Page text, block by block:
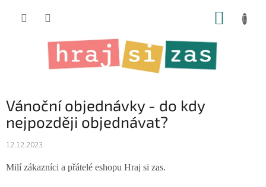
Vánoční objednávky - do kdy
nejpozději objednávat?
12.12.2023
Milí zákazníci a přátelé eshopu Hraj si zas.